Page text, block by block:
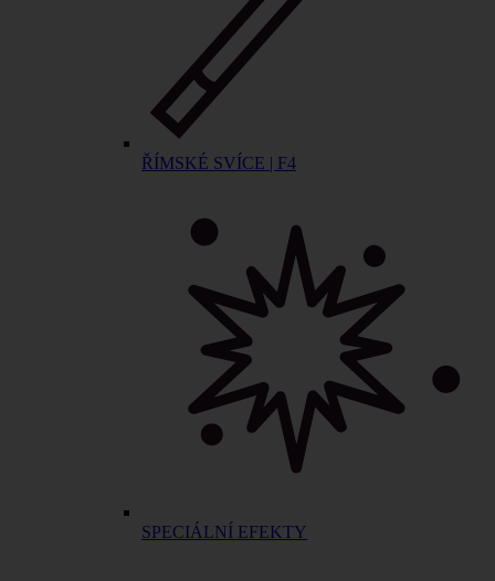
ŘÍMSKÉ SVÍCE | F4
SPECIÁLNÍ EFEKTY